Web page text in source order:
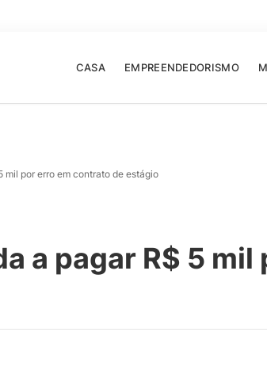
CASA EMPREENDEDORISMO
mil por erro em contrato de estágio
a pagar R$ 5